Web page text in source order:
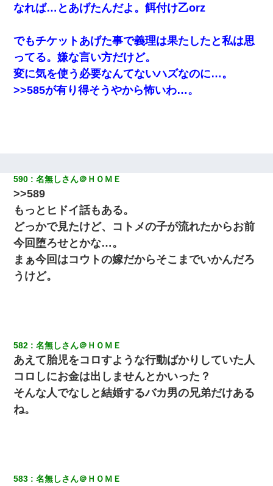
い？音楽聞こえる」と言っていて…
22歳の頃、父に36歳の男性とお見合いをしてくれと頼まれた。父
の親会社の経営者の息子さんだったので、父も喜んで私の写真を
送ったんだが→
我が家のガレージに見知らぬ車。俺「もしもし、玄関にもシャッ
ターリモコンあるだろ？DOWNのボタン押してｗ」→ 待つこと１
時間弱・・・
13歳娘が元嫁のところから逃げてきた。どう扱ったらいいのかわ
からない
なれば…とあげたんだよ。餌付け乙orz
でもチケットあげた事で義理は果たしたと私は思
ってる。嫌な言い方だけど。
変に気を使う必要なんてないハズなのに…。
>>585が有り得そうやから怖いわ…。
590 名無しさん＠ＨＯＭＥ
>>589
もっとヒドイ話もある。
どっかで見たけど、コトメの子が流れたからお前
今回堕ろせとかな…。
まぁ今回はコウトの嫁だからそこまでいかんだろ
うけど。
582 名無しさん＠ＨＯＭＥ
あえて胎児をコロすような行動ばかりしていた人
コロしにお金は出しませんとかいった？
そんな人でなしと結婚するバカ男の兄弟だけある
ね。
583 名無しさん＠ＨＯＭＥ